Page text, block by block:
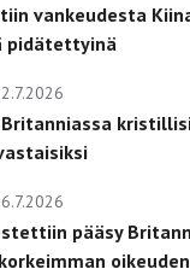
vankeudesta
pidätettyinä
pääsy